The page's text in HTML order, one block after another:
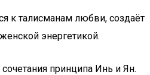
к талисманам любви, создаёт
энергетикой.
принципа Инь и Ян.